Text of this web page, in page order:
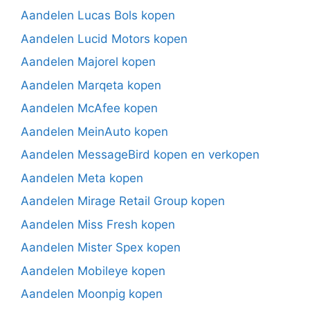
Aandelen Lucas Bols kopen
Aandelen Lucid Motors kopen
Aandelen Majorel kopen
Aandelen Marqeta kopen
Aandelen McAfee kopen
Aandelen MeinAuto kopen
Aandelen MessageBird kopen en verkopen
Aandelen Meta kopen
Aandelen Mirage Retail Group kopen
Aandelen Miss Fresh kopen
Aandelen Mister Spex kopen
Aandelen Mobileye kopen
Aandelen Moonpig kopen